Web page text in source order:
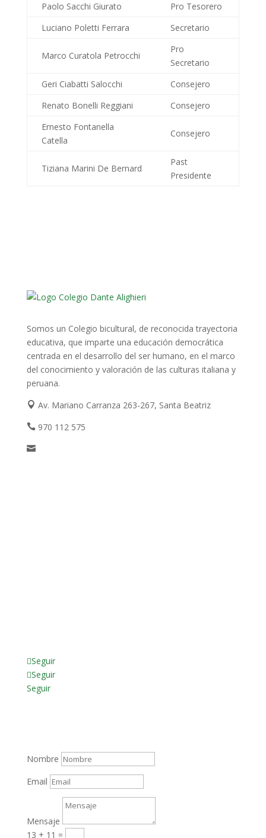
Paolo Sacchi Giurato
Pro Tesorero
Luciano Poletti Ferrara
Secretario
Marco Curatola Petrocchi
Pro
Secretario
Geri Ciabatti Salocchi
Consejero
Renato Bonelli Reggiani
Consejero
Ernesto Fontanella
Catella
Consejero
Tiziana Marini De Bernard
Past
Presidente
Somos un Colegio bicultural, de reconocida trayectoria
educativa, que imparte una educación democrática
centrada en el desarrollo del ser humano, en el marco
del conocimiento y valoración de las culturas italiana y
peruana.
 Av. Mariano Carranza 263-267, Santa Beatriz
 970 112 575

Seguir
Seguir
Seguir
Nombre
Email
Mensaje
13 + 11 =